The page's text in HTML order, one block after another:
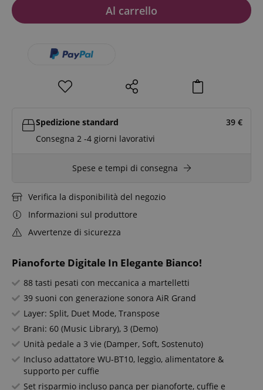
Pianoforte Digitale In Elegante Bianco!
88 tasti pesati con meccanica a martelletti
39 suoni con generazione sonora AiR Grand
Layer: Split, Duet Mode, Transpose
Brani: 60 (Music Library), 3 (Demo)
Unità pedale a 3 vie (Damper, Soft, Sostenuto)
Incluso adattatore WU-BT10, leggìo, alimentatore &
supporto per cuffie
Set risparmio incluso panca per pianoforte, cuffie e
Al carrello
Spedizione standard 39 €
Consegna 2 -4 giorni lavorativi
Spese e tempi di consegna
Verifica la disponibilità del negozio
Informazioni sul produttore
Avvertenze di sicurezza